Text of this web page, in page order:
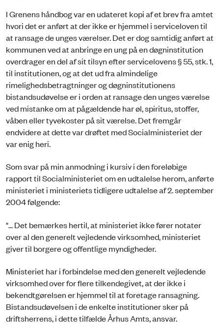
I Grenens håndbog var en udateret kopi af et brev fra amtet
hvori det er anført at der ikke er hjemmel i serviceloven til
at ransage de unges værelser. Det er dog samtidig anført at
kommunen ved at anbringe en ung på en døgninstitution
overdrager en del af sit tilsyn efter servicelovens § 55, stk. 1,
til institutionen, og at det ud fra almindelige
rimelighedsbetragtninger og døgninstitutionens
bistandsudøvelse er i orden at ransage den unges værelse
ved mistanke om at pågældende har øl, spiritus, stoffer,
våben eller tyvekoster på sit værelse. Det fremgår
endvidere at dette var drøftet med Socialministeriet der
var enig heri.
Som svar på min anmodning i kursiv i den foreløbige
rapport til Socialministeriet om en udtalelse herom, anførte
ministeriet i ministeriets tidligere udtalelse af 2. september
2004 følgende:
"... Det bemærkes hertil, at ministeriet ikke fører notater
over al den generelt vejledende virksomhed, ministeriet
giver til borgere og offentlige myndigheder.
Ministeriet har i forbindelse med den generelt vejledende
virksomhed over for flere tilkendegivet, at der ikke i
bekendtgørelsen er hjemmel til at foretage ransagning.
Bistandsudøvelsen i de enkelte institutioner sker på
driftsherrens, i dette tilfælde Århus Amts, ansvar.